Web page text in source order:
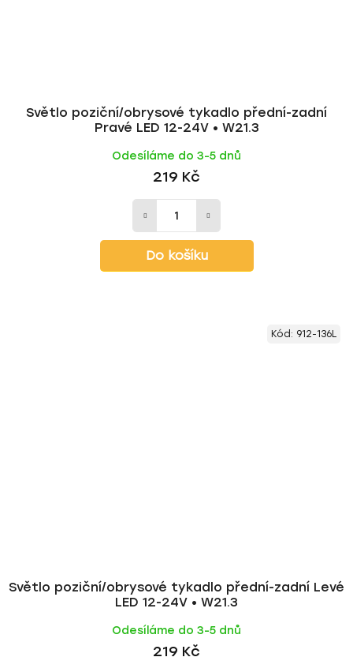
Světlo poziční/obrysové tykadlo přední-zadní
Pravé LED 12-24V • W21.3
Odesíláme do 3-5 dnů
219 Kč
Do košíku
Světlo poziční/obrysové tykadlo přední-zadní Levé
LED 12-24V • W21.3
Odesíláme do 3-5 dnů
219 Kč
Kód: 912-136L